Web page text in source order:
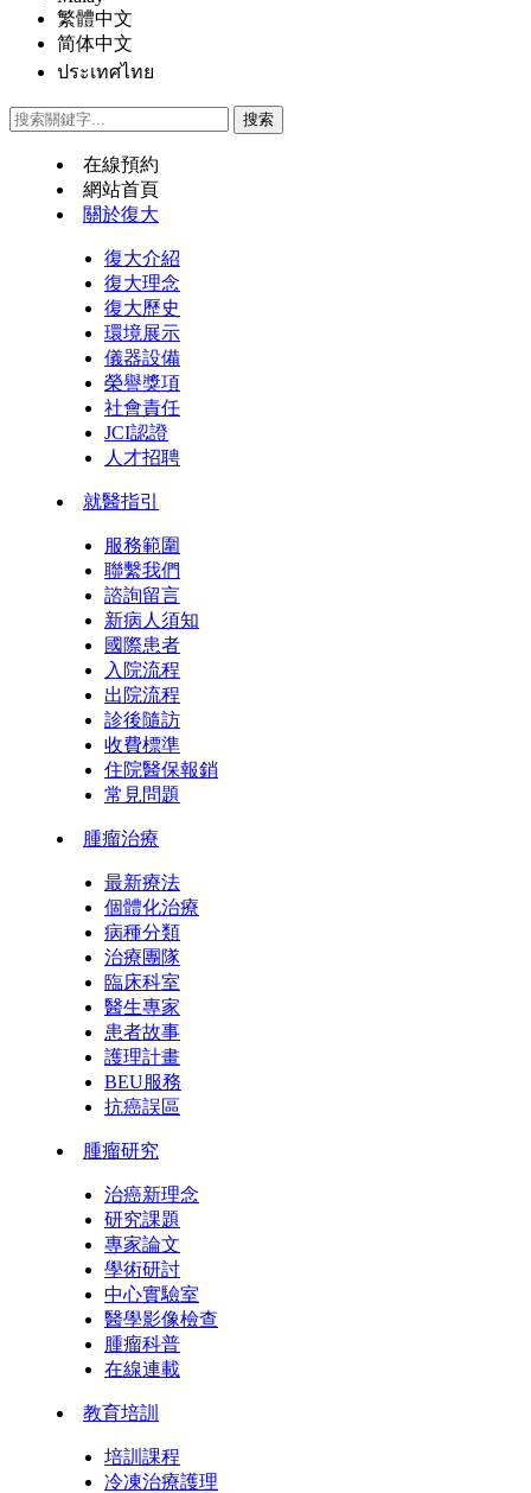
繁體中文
简体中文
ประเทศไทย
在線預約
網站首頁
關於復大
復大介紹
復大理念
復大歷史
環境展示
儀器設備
榮譽獎項
社會責任
JCI認證
人才招聘
就醫指引
服務範圍
聯繫我們
諮詢留言
新病人須知
國際患者
入院流程
出院流程
診後隨訪
收費標準
住院醫保報銷
常見問題
腫瘤治療
最新療法
個體化治療
病種分類
治療團隊
臨床科室
醫生專家
患者故事
護理計畫
BEU服務
抗癌誤區
腫瘤研究
治癌新理念
研究課題
專家論文
學術研討
中心實驗室
醫學影像檢查
腫瘤科普
在線連載
教育培訓
培訓課程
冷凍治療護理